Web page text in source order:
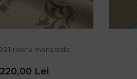
rolete mansarda
220,00 Lei